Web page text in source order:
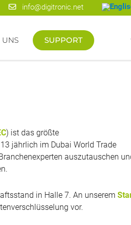
info@digitronic.net
UNS SUPPORT
) ist das größte
jährlich im Dubai World Trade
auszutauschen
in Halle 7. An unserem
vor.